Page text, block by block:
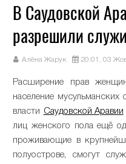
В Саудовской
разрешили
Алёна Жарук 20:01, 03
Расширение прав
население мусульманских
власти Саудовской Аравии
лиц женского пола ещё
проживающие в
полуострове, смогут